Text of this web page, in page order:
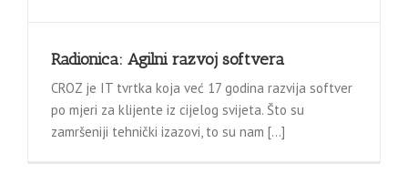
Radionica: Agilni razvoj softvera
CROZ je IT tvrtka koja već 17 godina razvija softver
po mjeri za klijente iz cijelog svijeta. Što su
zamršeniji tehnički izazovi, to su nam […]